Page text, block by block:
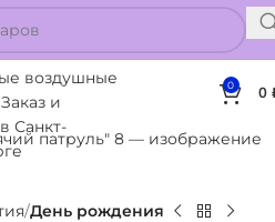
0 0
День рождения